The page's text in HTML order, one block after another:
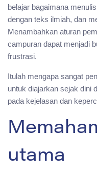
belajar bagaimana
dengan teks ilmiah, dan
Menambahkan aturan
campuran dapat menjadi
frustrasi.
Itulah mengapa sangat
untuk diajarkan sejak dini
pada kejelasan dan
utama